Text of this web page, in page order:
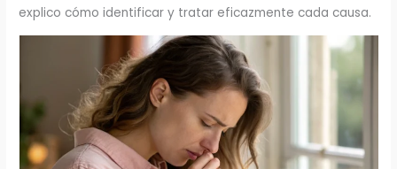
explico cómo identificar y tratar eficazmente cada causa.